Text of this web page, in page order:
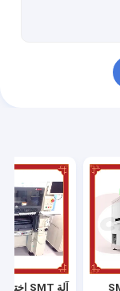
آلة SMT اختر المكان